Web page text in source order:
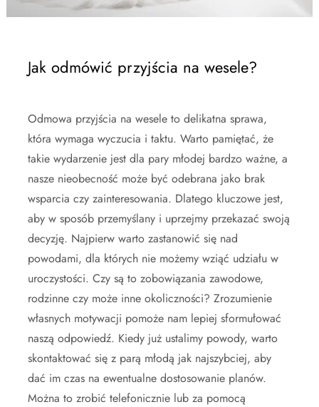
Jak odmówić przyjścia na wesele?
Odmowa przyjścia na wesele to delikatna sprawa,
która wymaga wyczucia i taktu. Warto pamiętać, że
takie wydarzenie jest dla pary młodej bardzo ważne, a
nasze nieobecność może być odebrana jako brak
wsparcia czy zainteresowania. Dlatego kluczowe jest,
aby w sposób przemyślany i uprzejmy przekazać swoją
decyzję. Najpierw warto zastanowić się nad
powodami, dla których nie możemy wziąć udziału w
uroczystości. Czy są to zobowiązania zawodowe,
rodzinne czy może inne okoliczności? Zrozumienie
własnych motywacji pomoże nam lepiej sformułować
naszą odpowiedź. Kiedy już ustalimy powody, warto
skontaktować się z parą młodą jak najszybciej, aby
dać im czas na ewentualne dostosowanie planów.
Można to zrobić telefonicznie lub za pomocą